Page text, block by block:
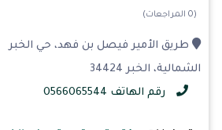
(0 المراجعات)
طريق الأمير فيصل بن فهد، حي الخبر
الشمالية، الخبر 34424
رقم الهاتف 0566065544